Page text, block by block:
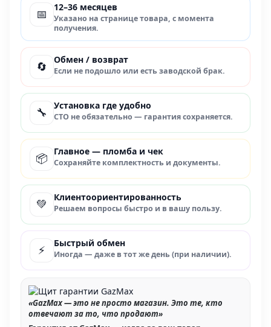
📅 12–36 месяцев
Указано на странице товара, с момента
получения.
🔄 Обмен / возврат
Если не подошло или есть заводской брак.
🔧 Установка где удобно
СТО не обязательно — гарантия сохраняется.
📦 Главное — пломба и чек
Сохраняйте комплектность и документы.
💚 Клиентоориентированность
Решаем вопросы быстро и в вашу пользу.
⚡ Быстрый обмен
Иногда — даже в тот же день (при наличии).
«GazMax — это не просто магазин. Это те, кто
отвечают за то, что продают»